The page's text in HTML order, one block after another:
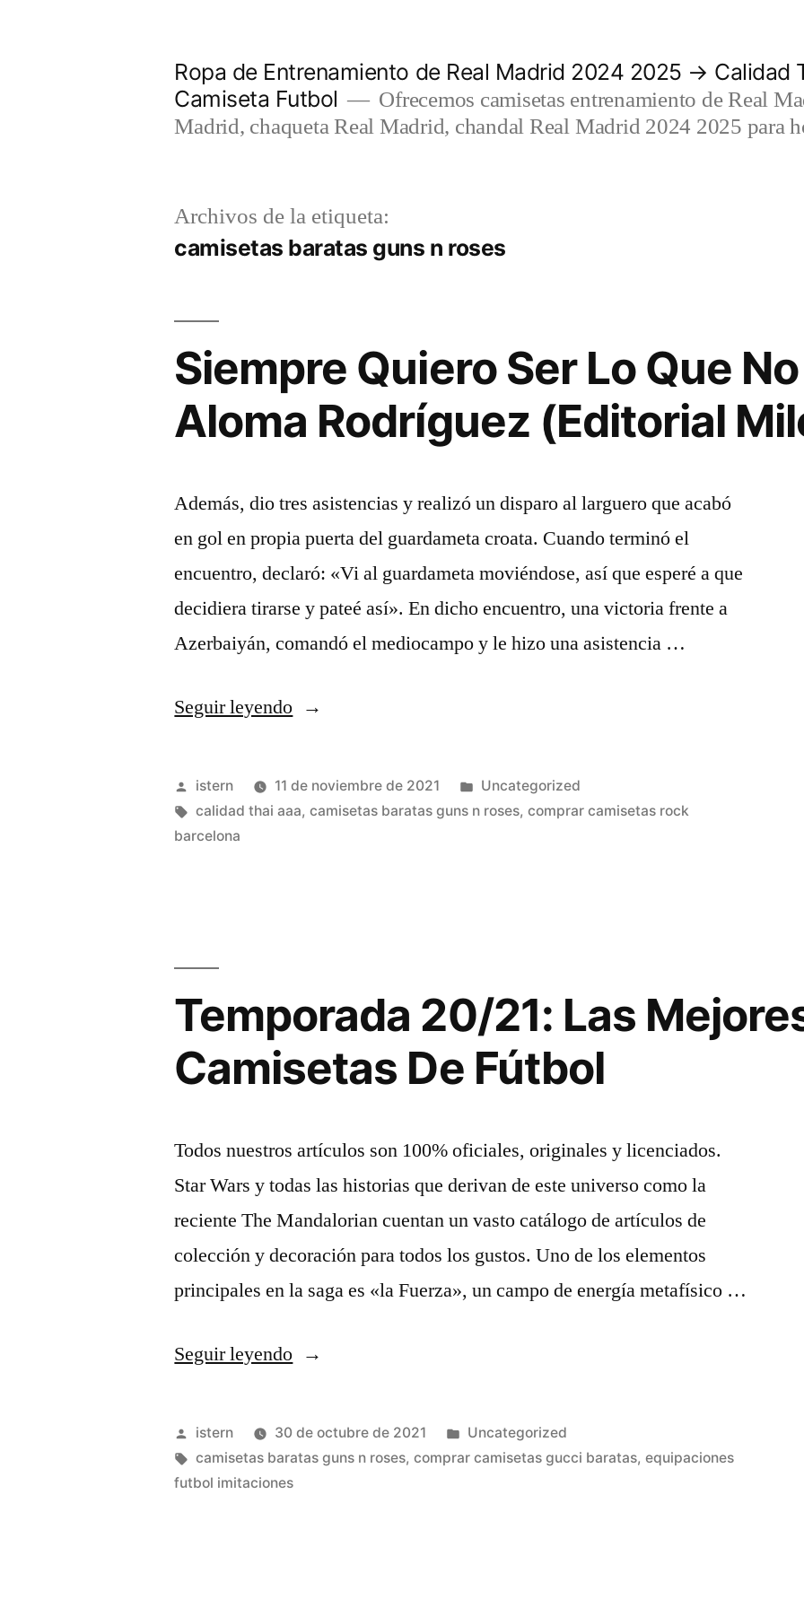
Ropa de Entrenamiento de Real Madrid 2024 2025 → Calidad
Camiseta Futbol
Ofrecemos camisetas entrenamiento de Real
Madrid, chaqueta Real Madrid, chandal Real Madrid 2024 2025 para
Archivos de la etiqueta:
camisetas baratas guns n roses
Siempre Quiero Ser Lo Que
Aloma Rodríguez (Editorial
Además, dio tres asistencias y realizó un disparo al larguero que acabó
en gol en propia puerta del guardameta croata. Cuando terminó el
encuentro, declaró: «Vi al guardameta moviéndose, así que esperé a que
decidiera tirarse y pateé así». En dicho encuentro, una victoria frente a
Azerbaiyán, comandó el mediocampo y le hizo una asistencia …
Seguir leyendo«Siempre
Ser
Lo
Rodríguez
(Editorial
Milenio,
Publicado
por
istern 11 de noviembre de 2021
Publicado
en
Uncategorized
Etiquetas:
calidad thai aaa,camisetas baratas guns n roses,comprar camisetas rock
barcelona
Temporada 20/21: Las
Camisetas De Fútbol
Todos nuestros artículos son 100% oficiales, originales y licenciados.
Star Wars y todas las historias que derivan de este universo como la
reciente The Mandalorian cuentan un vasto catálogo de artículos de
colección y decoración para todos los gustos. Uno de los elementos
principales en la saga es «la Fuerza», un campo de energía metafísico …
Seguir leyendo«Temporada
Las
Mejores
Camisetas
Publicado
por
istern 30 de octubre de 2021
Publicado
en
Uncategorized
Etiquetas:
camisetas baratas guns n roses,comprar camisetas gucci baratas,equipaciones
futbol imitaciones